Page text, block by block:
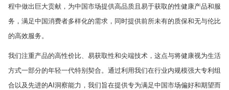
程中做出巨大贡献，为中国市场提供高品质且易于获取的性健康产品和服
务，满足中国消费者多样化的需求，同时提供前所未有的质保和无与伦比
的高效服务。
我们注重产品的高性价比、易获取性和尖端技术，这点与将健康视为生活
方式一部分的年轻一代特别契合。通过利用我们在行业内规模强大专利组
合以及先进的AI洞察能力，我们旨在提供专为满足中国市场偏好和期望而